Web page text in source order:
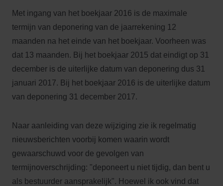
Met ingang van het boekjaar 2016 is de maximale
termijn van deponering van de jaarrekening 12
maanden na het einde van het boekjaar. Voorheen was
dat 13 maanden. Bij het boekjaar 2015 dat eindigt op 31
december is de uiterlijke datum van deponering dus 31
januari 2017. Bij het boekjaar 2016 is de uiterlijke datum
van deponering 31 december 2017.
Naar aanleiding van deze wijziging zie ik regelmatig
nieuwsberichten voorbij komen waarin wordt
gewaarschuwd voor de gevolgen van
termijnoverschrijding: "deponeert u niet tijdig, dan bent u
als bestuurder aansprakelijk". Hoewel ik ook vind dat